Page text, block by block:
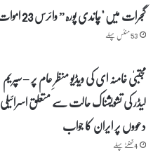
گجرات میں "چاندی پورہ” وائرس 23 اموات
53 منٹس پہلے
مجتبیٰ خامنہ ای کی ویڈیو منظرِ عام پر – سپریم
لیڈر کی تشویشناک حالت سے متعلق اسرائیلی
دعووں پر ایران کا جواب
4 گھنٹے پہلے